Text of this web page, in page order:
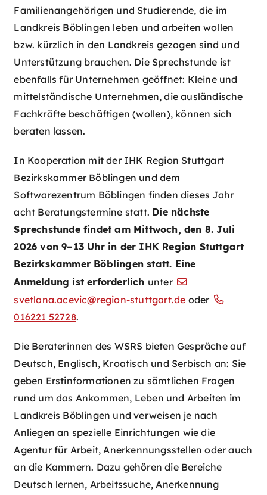
Familienangehörigen und Studierende, die im
Landkreis Böblingen leben und arbeiten wollen
bzw. kürzlich in den Landkreis gezogen sind und
Unterstützung brauchen. Die Sprechstunde ist
ebenfalls für Unternehmen geöffnet: Kleine und
mittelständische Unternehmen, die ausländische
Fachkräfte beschäftigen (wollen), können sich
beraten lassen.
In Kooperation mit der IHK Region Stuttgart
Bezirkskammer Böblingen und dem
Softwarezentrum Böblingen finden dieses Jahr
acht Beratungstermine statt. Die nächste
Sprechstunde findet am Mittwoch, den 8. Juli
2026 von 9–13 Uhr in der IHK Region Stuttgart
Bezirkskammer Böblingen statt. Eine
Anmeldung ist erforderlich unter
svetlana.acevic@region-stuttgart.de oder
016221 52728.
Die Beraterinnen des WSRS bieten Gespräche auf
Deutsch, Englisch, Kroatisch und Serbisch an: Sie
geben Erstinformationen zu sämtlichen Fragen
rund um das Ankommen, Leben und Arbeiten im
Landkreis Böblingen und verweisen je nach
Anliegen an spezielle Einrichtungen wie die
Agentur für Arbeit, Anerkennungsstellen oder auch
an die Kammern. Dazu gehören die Bereiche
Deutsch lernen, Arbeitssuche, Anerkennung